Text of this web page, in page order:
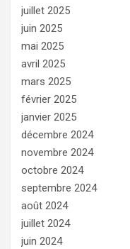
juillet 2025
juin 2025
mai 2025
avril 2025
mars 2025
février 2025
janvier 2025
décembre 2024
novembre 2024
octobre 2024
septembre 2024
août 2024
juillet 2024
juin 2024